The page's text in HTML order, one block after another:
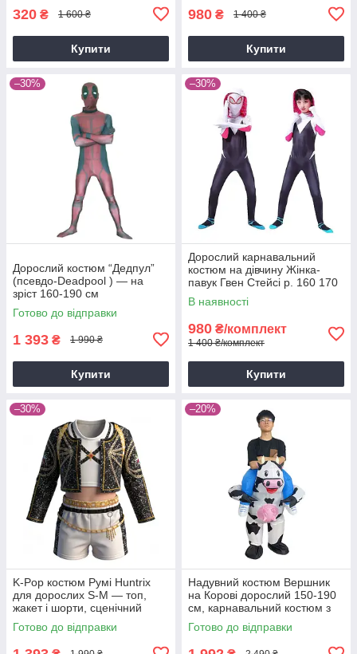
320 ₴ 1 600 ₴
Купити
980 ₴ 1 400 ₴
Купити
–30%
Дорослий костюм “Дедпул”
(псевдо-Deadpool ) — на
зріст 160-190 см
Готово до відправки
1 393 ₴ 1 990 ₴
Купити
–30%
Дорослий карнавальний
костюм на дівчину Жінка-
павук Гвен Стейсі р. 160 170
180 190
В наявності
980 ₴/комплект
1 400 ₴/комплект
Купити
–30%
K-Pop костюм Румі Huntrix
для дорослих S-M — топ,
жакет і шорти, сценічний
cosplay костюм Demon
Hunters
Готово до відправки
–20%
Надувний костюм Вершник
на Корові дорослий 150-190
см, карнавальний костюм з
компресором, смішний
костюм для вечірок та
Готово до відправки